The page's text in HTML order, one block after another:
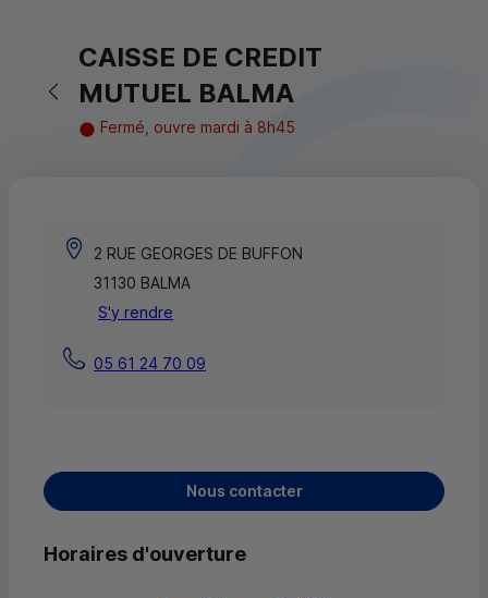
Retour vers la page précédente
CAISSE DE CREDIT
MUTUEL BALMA
Fermé, ouvre mardi à 8h45
2 RUE GEORGES DE BUFFON
31130 BALMA
S'y rendre
05 61 24 70 09
Nous contacter
Horaires d'ouverture